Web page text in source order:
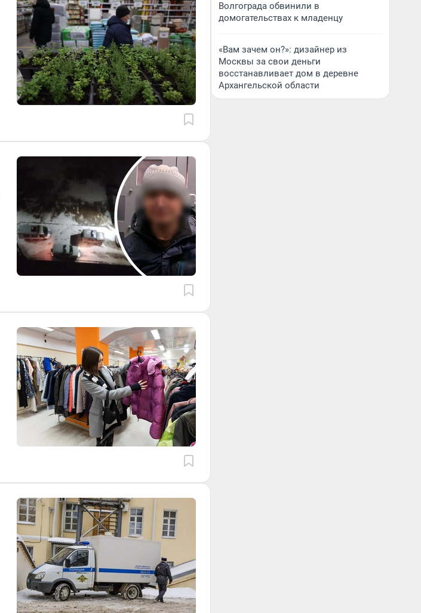
Волгограда обвинили в
домогательствах к младенцу
«Вам зачем он?»: дизайнер из
Москвы за свои деньги
восстанавливает дом в деревне
Архангельской области